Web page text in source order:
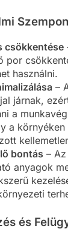
csökkentése
por
használni.
–
járnak,
a
a környéken
bontás – Az
anyagok
és